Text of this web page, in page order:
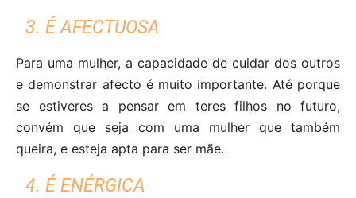
3. É AFECTUOSA
Para uma mulher, a capacidade de cuidar dos outros
e demonstrar afecto é muito importante. Até porque
se estiveres a pensar em teres filhos no futuro,
convém que seja com uma mulher que também
queira, e esteja apta para ser mãe.
4. É ENÉRGICA